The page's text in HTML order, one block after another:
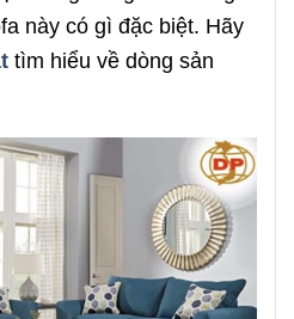
này có gì đặc biệt. Hãy
tìm hiểu về dòng sản